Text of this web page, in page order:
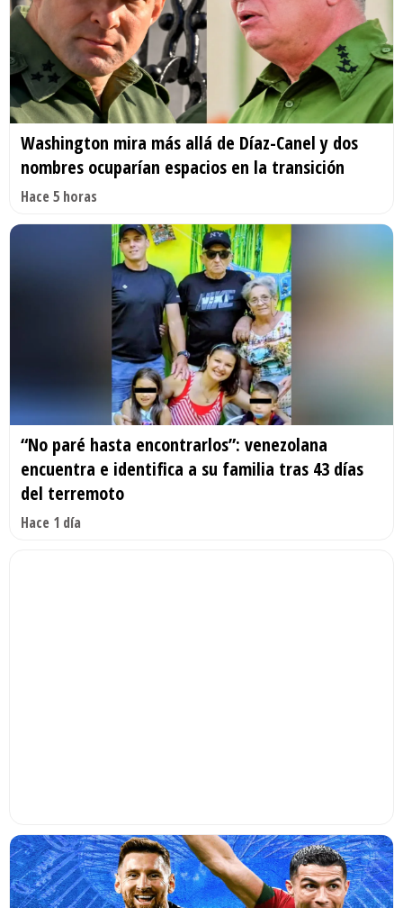
Washington mira más allá de Díaz-Canel y dos
nombres ocuparían espacios en la transición
Hace 5 horas
“No paré hasta encontrarlos”: venezolana
encuentra e identifica a su familia tras 43 días
del terremoto
Hace 1 día